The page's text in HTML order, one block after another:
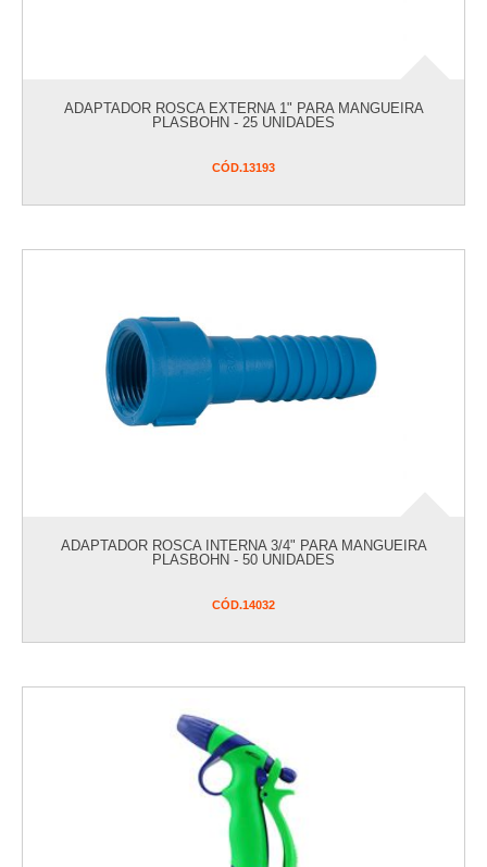
ADAPTADOR ROSCA EXTERNA 1" PARA MANGUEIRA
PLASBOHN - 25 UNIDADES
CÓD.13193
ADAPTADOR ROSCA INTERNA 3/4" PARA MANGUEIRA
PLASBOHN - 50 UNIDADES
CÓD.14032